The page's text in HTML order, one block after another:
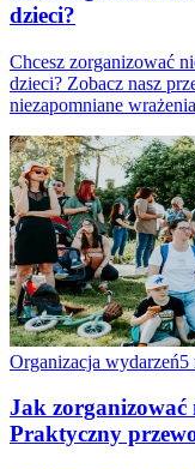
dzieci?
Chcesz zorganizować
dzieci? Zobacz nasz
niezapomniane
Organizacja wydarzeń5
Jak zorganizować
Praktyczny